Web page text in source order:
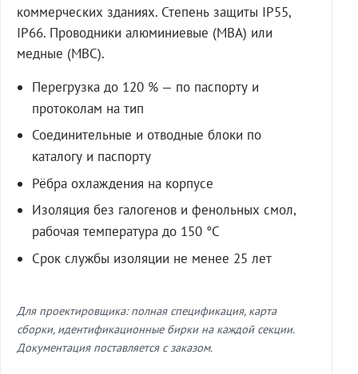
коммерческих зданиях. Степень защиты IP55,
IP66. Проводники алюминиевые (МВА) или
медные (МВС).
Перегрузка до 120 % — по паспорту и
протоколам на тип
Соединительные и отводные блоки по
каталогу и паспорту
Рёбра охлаждения на корпусе
Изоляция без галогенов и фенольных смол,
рабочая температура до 150 °C
Срок службы изоляции не менее 25 лет
Для проектировщика: полная спецификация, карта
сборки, идентификационные бирки на каждой секции.
Документация поставляется с заказом.